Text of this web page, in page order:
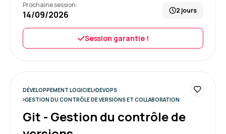
Formation concrète et applicable
immédiatement.
J'ai apprécié les différents exemples concrets
Alexis C. Le 03/07/2026
Prochaine session:
14/09/2026 2 jours
Session garantie !
DÉVELOPPEMENT LOGICIEL DEVOPS
GESTION DU CONTRÔLE DE VERSIONS ET COLLABORATION
Git - Gestion du contrôle de